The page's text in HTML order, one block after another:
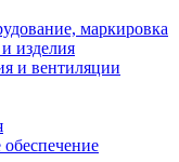
маркировка
изделия
и вентиляции